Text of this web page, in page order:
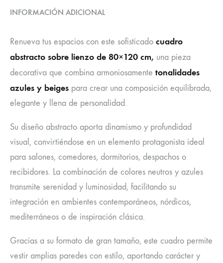
INFORMACIÓN ADICIONAL
Renueva tus espacios con este sofisticado cuadro
abstracto sobre lienzo de 80×120 cm, una pieza
decorativa que combina armoniosamente tonalidades
azules y beiges para crear una composición equilibrada,
elegante y llena de personalidad.
Su diseño abstracto aporta dinamismo y profundidad
visual, convirtiéndose en un elemento protagonista ideal
para salones, comedores, dormitorios, despachos o
recibidores. La combinación de colores neutros y azules
transmite serenidad y luminosidad, facilitando su
integración en ambientes contemporáneos, nórdicos,
mediterráneos o de inspiración clásica.
Gracias a su formato de gran tamaño, este cuadro permite
vestir amplias paredes con estilo, aportando carácter y